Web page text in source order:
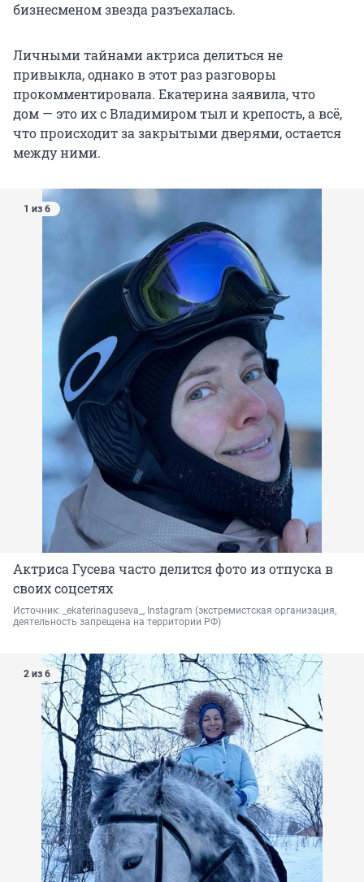
бизнесменом звезда разъехалась.
Личными тайнами актриса делиться не
привыкла, однако в этот раз разговоры
прокомментировала. Екатерина заявила, что
дом — это их с Владимиром тыл и крепость, а всё,
что происходит за закрытыми дверями, остается
между ними.
1 из 6
Актриса Гусева часто делится фото из отпуска в
своих соцсетях
Источник: _ekaterinaguseva_, Instagram (экстремистская организация,
деятельность запрещена на территории РФ)
2 из 6